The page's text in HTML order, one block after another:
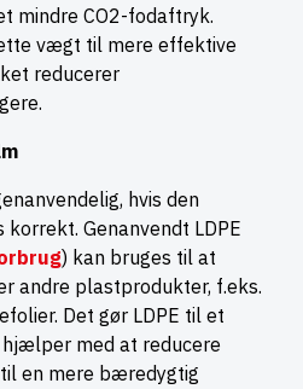
mindre CO2-fodaftryk.
vægt til mere effektive
reducerer
hvis den
Genanvendt LDPE
) kan bruges til at
andre plastprodukter, f.eks.
Det gør LDPE til et
med at reducere
en mere bæredygtig